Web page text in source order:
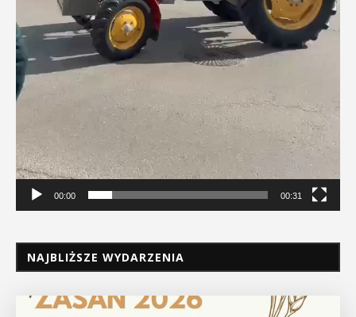
00:00 00:31
NAJBLIŻSZE WYDARZENIA